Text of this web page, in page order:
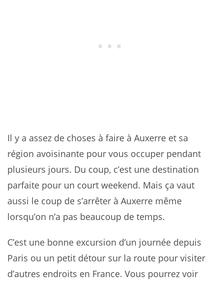
Il y a assez de choses à faire à Auxerre et sa
région avoisinante pour vous occuper pendant
plusieurs jours. Du coup, c’est une destination
parfaite pour un court weekend. Mais ça vaut
aussi le coup de s’arrêter à Auxerre même
lorsqu’on n’a pas beaucoup de temps.
C’est une bonne excursion d’un journée depuis
Paris ou un petit détour sur la route pour visiter
d’autres endroits en France. Vous pourrez voir